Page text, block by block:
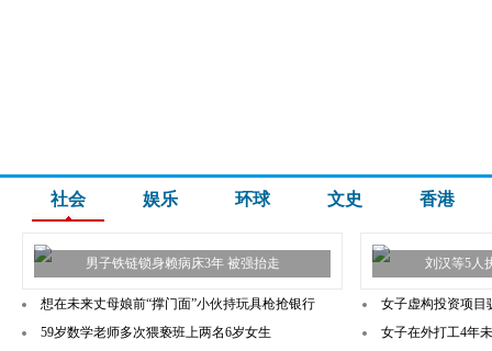
社会 娱乐 环球 文史 香港
男子铁链锁身赖病床3年 被强抬走 刘汉等5人
想在未来丈母娘前“撑门面”小伙持玩具枪抢银行
59岁数学老师多次猥亵班上两名6岁女生
女子虚构投资项目
女子在外打工4年